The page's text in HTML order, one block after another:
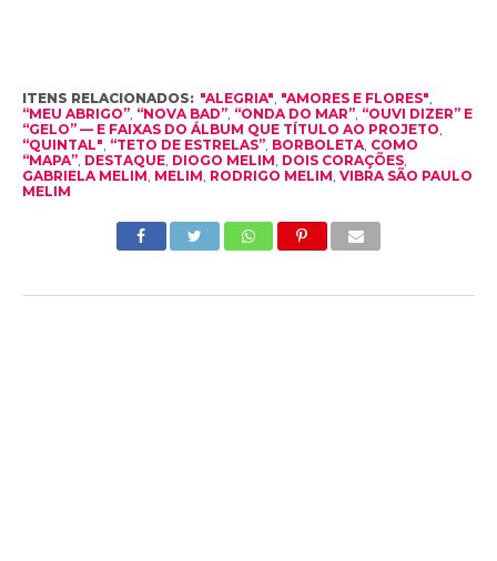
ITENS RELACIONADOS: "ALEGRIA", "AMORES E FLORES",
“MEU ABRIGO”, “NOVA BAD”, “ONDA DO MAR”, “OUVI DIZER” E
“GELO” — E FAIXAS DO ÁLBUM QUE TÍTULO AO PROJETO,
“QUINTAL", “TETO DE ESTRELAS”, BORBOLETA, COMO
“MAPA”, DESTAQUE, DIOGO MELIM, DOIS CORAÇÕES,
GABRIELA MELIM, MELIM, RODRIGO MELIM, VIBRA SÃO PAULO
MELIM